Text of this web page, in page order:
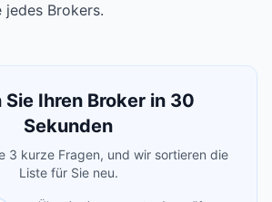
jedes Brokers.
Sie Ihren Broker in 30
Sekunden
3 kurze Fragen, und wir sortieren die
Liste für Sie neu.